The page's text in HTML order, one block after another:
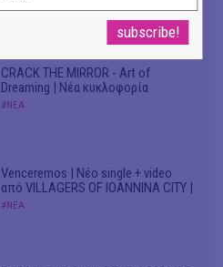
Από το soundtrack της ταινίας "The
CRACK THE MIRROR - Art of
Dreaming | Νέα κυκλοφορία
#ΝΕΑ
Venceremos | Νέο single + video
από VILLAGERS OF IOANNINA CITY |
#ΝΕΑ